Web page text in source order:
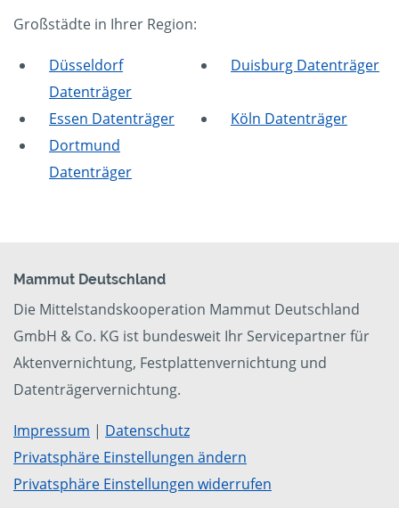
Großstädte in Ihrer Region:
Düsseldorf
Datenträger
Duisburg Datenträger
Essen Datenträger
Köln Datenträger
Dortmund
Datenträger
Mammut Deutschland
Die Mittelstandskooperation Mammut Deutschland
GmbH & Co. KG ist bundesweit Ihr Servicepartner für
Aktenvernichtung, Festplattenvernichtung und
Datenträgervernichtung.
Impressum | Datenschutz
Privatsphäre Einstellungen ändern
Privatsphäre Einstellungen widerrufen